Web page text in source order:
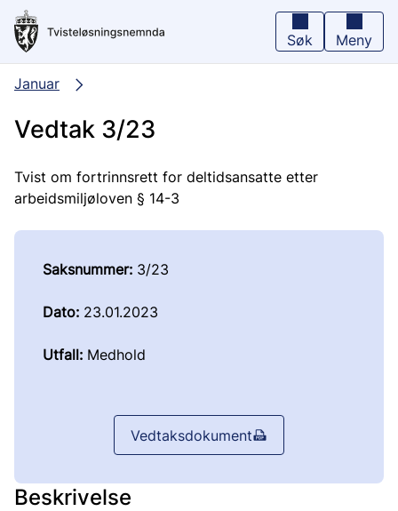
Hopp
hovedinnhold
Søk Meny
Januar
Vedtak 3/23
Tvist om fortrinnsrett for deltidsansatte etter
arbeidsmiljøloven § 14-3
Saksnummer: 3/23
Dato: 23.01.2023
Utfall: Medhold
Vedtaksdokument
Beskrivelse